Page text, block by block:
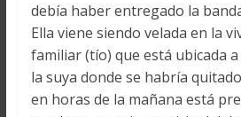
debía haber entregado la
Ella viene siendo velada en la
familiar (tío) que está ubicada
la suya donde se habría
en horas de la mañana está